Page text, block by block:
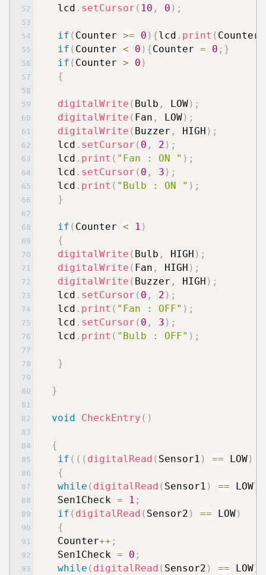
lcd . setCursor ( 10 , 0 ) ;
if ( Counter >= 0 ) {lcd . print ( Counter
if ( Counter < 0 ) {Counter = 0 ; }
if ( Counter > 0 )
{
digitalWrite ( Bulb , LOW) ;
digitalWrite ( Fan , LOW) ;
digitalWrite ( Buzzer , HIGH ) ;
lcd . setCursor ( 0 , 2 ) ;
lcd . print ( "Fan : ON " ) ;
lcd . setCursor ( 0 , 3 ) ;
lcd . print ( "Bulb : ON " ) ;
}
if ( Counter < 1 )
{
digitalWrite ( Bulb , HIGH ) ;
digitalWrite ( Fan , HIGH ) ;
digitalWrite ( Buzzer , HIGH ) ;
lcd . setCursor ( 0 , 2 ) ;
lcd . print ( "Fan : OFF" ) ;
lcd . setCursor ( 0 , 3 ) ;
lcd . print ( "Bulb : OFF" ) ;
}
}
void CheckEntry ( )
{
if ( ( ( digitalRead ( Sensor1 ) == LOW)
{
while ( digitalRead ( Sensor1 ) == LOW)
Sen1Check = 1 ;
if ( digitalRead ( Sensor2 ) == LOW)
{
Counter++ ;
Sen1Check = 0 ;
while ( digitalRead ( Sensor2 ) == LOW)